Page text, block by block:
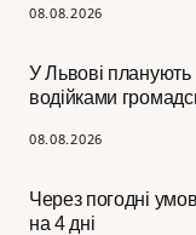
08.08.2026
У Львові планують
водійками
08.08.2026
Через погодні
на 4 дні